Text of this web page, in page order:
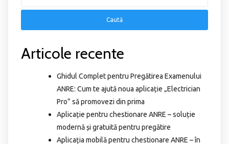
Articole recente
Ghidul Complet pentru Pregătirea Examenului
ANRE: Cum te ajută noua aplicație „Electrician
Pro” să promovezi din prima
Aplicație pentru chestionare ANRE – soluție
modernă și gratuită pentru pregătire
Aplicația mobilă pentru chestionare ANRE – în